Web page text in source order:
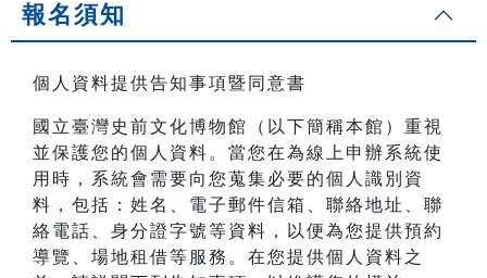
報名須知
個人資料提供告知事項暨同意書
國立臺灣史前文化博物館（以下簡稱本館）重視
並保護您的個人資料。當您在為線上申辦系統使
用時，系統會需要向您蒐集必要的個人識別資
料，包括：姓名、電子郵件信箱、聯絡地址、聯
絡電話、身分證字號等資料，以便為您提供預約
導覽、場地租借等服務。在您提供個人資料之